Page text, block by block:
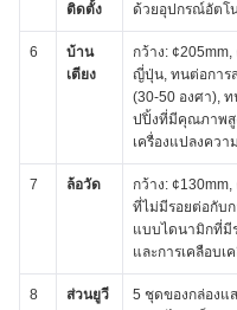
ติดตั้ง
ด้วยอุปกรณ์อัตโ
6
บ้าน
เตียง
กว้าง:
ญี่ปุ่น, ทนต่อการ
(30-50 องศา),
ปปิ้งที่มีคุณภาพสู
เครื่องแปลงควา
7 ล้อวัด
กว้าง:
ที่ไม่มีรอยต่อกับ
แบบไดนามิกที่มี
และการเคลือบเ
8 ส่วนยูวี
5 ชุดของกล่องแ